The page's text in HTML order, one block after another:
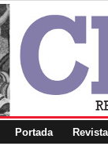
Portada